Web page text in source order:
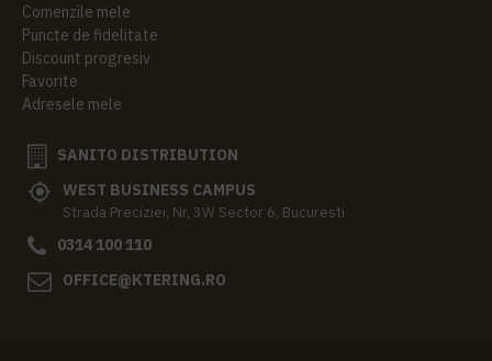
Comenzile mele
Puncte de fidelitate
Discount progresiv
Favorite
Adresele mele
SANITO DISTRIBUTION
WEST BUSINESS CAMPUS
Strada Preciziei, Nr, 3W Sector 6, Bucuresti
0314 100 110
OFFICE@KTERING.RO